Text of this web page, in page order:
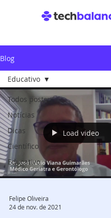
Blog
Todos posts
Notícias
Dicas
Científico
Educativo
Educativo
Load video
Felipe Oliveira
24 de nov. de 2021